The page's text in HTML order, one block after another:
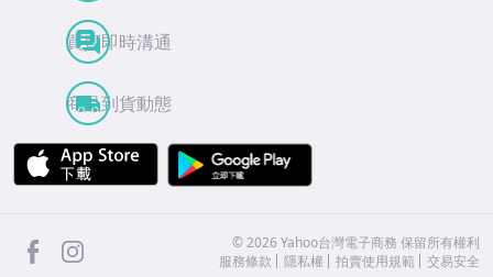
買賣即時溝通
商品到貨動態
APP Store
facebook ©2026 Yahoo台灣電子商務 保留所有權利
服務條款
隱私權 拍賣使用規範 交易安全